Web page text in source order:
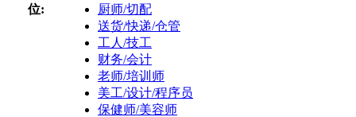
位:
厨师/切配
送货/快递/仓管
工人/技工
财务/会计
老师/培训师
美工/设计/程序员
保健师/美容师